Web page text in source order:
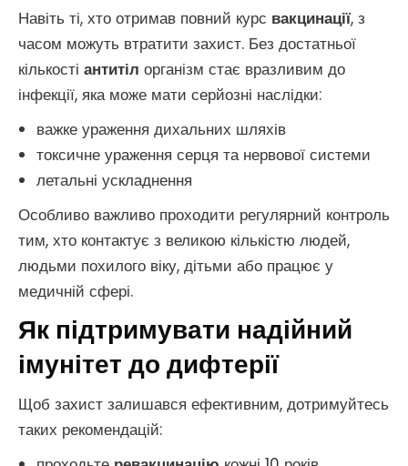
Навіть ті, хто отримав повний курс вакцинації, з
часом можуть втратити захист. Без достатньої
кількості антитіл організм стає вразливим до
інфекції, яка може мати серйозні наслідки:
важке ураження дихальних шляхів
токсичне ураження серця та нервової системи
летальні ускладнення
Особливо важливо проходити регулярний контроль
тим, хто контактує з великою кількістю людей,
людьми похилого віку, дітьми або працює у
медичній сфері.
Як підтримувати надійний
імунітет до дифтерії
Щоб захист залишався ефективним, дотримуйтесь
таких рекомендацій: